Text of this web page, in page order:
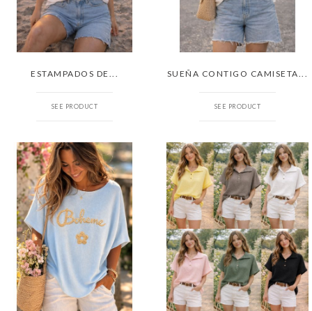
ESTAMPADOS DE...
SEE PRODUCT
SUEÑA CONTIGO CAMISETA...
SEE PRODUCT